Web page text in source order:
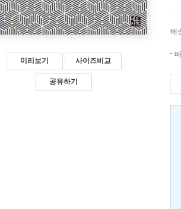
미리보기 사이즈비교
공유하기
배